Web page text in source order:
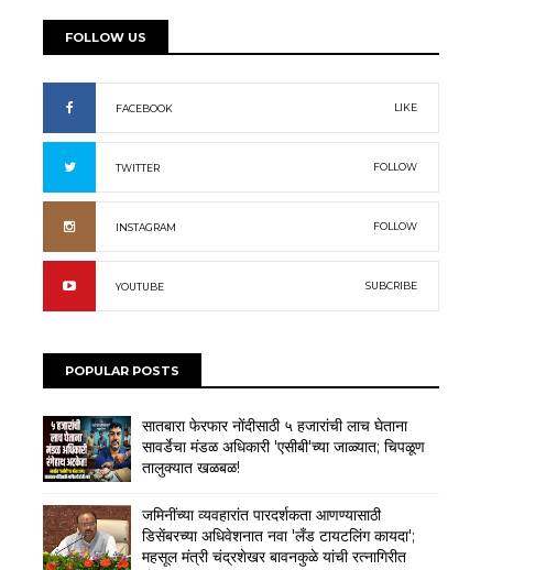
FOLLOW US
FACEBOOK LIKE
TWITTER FOLLOW
INSTAGRAM FOLLOW
YOUTUBE SUBCRIBE
POPULAR POSTS
सातबारा फेरफार नोंदीसाठी ५ हजारांची लाच घेताना
सावर्डेचा मंडळ अधिकारी 'एसीबी'च्या जाळ्यात; चिपळूण
तालुक्यात खळबळ!
जमिनींच्या व्यवहारांत पारदर्शकता आणण्यासाठी
डिसेंबरच्या अधिवेशनात नवा 'लँड टायटलिंग कायदा';
महसूल मंत्री चंद्रशेखर बावनकुळे यांची रत्नागिरीत